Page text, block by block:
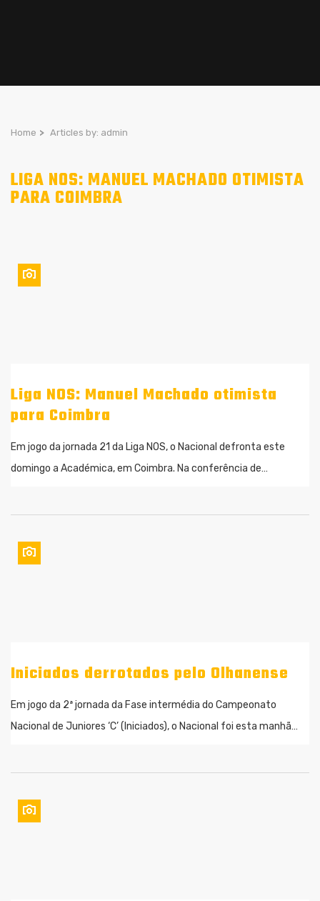
Home > Articles by: admin
LIGA NOS: MANUEL MACHADO OTIMISTA
PARA COIMBRA
Liga NOS: Manuel Machado otimista
para Coimbra
Em jogo da jornada 21 da Liga NOS, o Nacional defronta este
domingo a Académica, em Coimbra. Na conferência de…
Iniciados derrotados pelo Olhanense
Em jogo da 2ª jornada da Fase intermédia do Campeonato
Nacional de Juniores ‘C’ (Iniciados), o Nacional foi esta manhã…